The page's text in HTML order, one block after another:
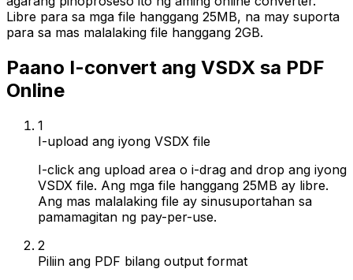
Libre para sa mga file hanggang 25MB, na may suporta
para sa mas malalaking file hanggang 2GB.
Paano I-convert ang VSDX sa PDF
Online
1
I-upload ang iyong VSDX file
I-click ang upload area o i-drag and drop ang iyong
VSDX file. Ang mga file hanggang 25MB ay libre.
Ang mas malalaking file ay sinusuportahan sa
pamamagitan ng pay-per-use.
2
Piliin ang PDF bilang output format